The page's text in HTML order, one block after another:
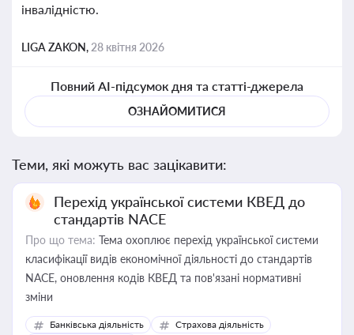
інвалідністю.
LIGA ZAKON, 28 квітня 2026
Повний AI-підсумок дня та статті-джерела
ОЗНАЙОМИТИСЯ
Теми, які можуть вас зацікавити:
Перехід української системи КВЕД до
стандартів NACE
Про що тема: Тема охоплює перехід української системи
класифікації видів економічної діяльності до стандартів
NACE, оновлення кодів КВЕД та пов'язані нормативні
зміни
Банківська діяльність
Страхова діяльність